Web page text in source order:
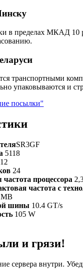
в пределах МКАД 10
транспортными
упаковываются и
посылки"
SR3GF
5118
12
24
процессора
частота с
шины 10.4 GT/s
105 W
и грязи!
сервера внутри.